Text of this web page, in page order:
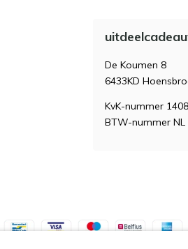
De Koumen 8
6433KD
KvK-nummer
BTW-nummer NL